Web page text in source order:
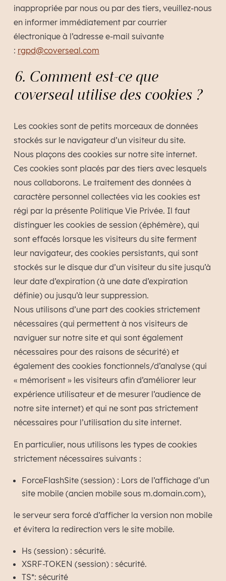
inappropriée par nous ou par des tiers, veuillez-nous
en informer immédiatement par courrier
électronique à l’adresse e-mail suivante
: rgpd@coverseal.com
6. Comment est-ce que
coverseal utilise des cookies ?
Les cookies sont de petits morceaux de données
stockés sur le navigateur d’un visiteur du site.
Nous plaçons des cookies sur notre site internet.
Ces cookies sont placés par des tiers avec lesquels
nous collaborons. Le traitement des données à
caractère personnel collectées via les cookies est
régi par la présente Politique Vie Privée. Il faut
distinguer les cookies de session (éphémère), qui
sont effacés lorsque les visiteurs du site ferment
leur navigateur, des cookies persistants, qui sont
stockés sur le disque dur d’un visiteur du site jusqu’à
leur date d’expiration (à une date d’expiration
définie) ou jusqu’à leur suppression.
Nous utilisons d’une part des cookies strictement
nécessaires (qui permettent à nos visiteurs de
naviguer sur notre site et qui sont également
nécessaires pour des raisons de sécurité) et
également des cookies fonctionnels/d’analyse (qui
« mémorisent » les visiteurs afin d’améliorer leur
expérience utilisateur et de mesurer l’audience de
notre site internet) et qui ne sont pas strictement
nécessaires pour l’utilisation du site internet.
En particulier, nous utilisons les types de cookies
strictement nécessaires suivants :
ForceFlashSite (session) : Lors de l’affichage d’un
site mobile (ancien mobile sous m.domain.com),
le serveur sera forcé d’afficher la version non mobile
et évitera la redirection vers le site mobile.
Hs (session) : sécurité.
XSRF-TOKEN (session) : sécurité.
TS*: sécurité